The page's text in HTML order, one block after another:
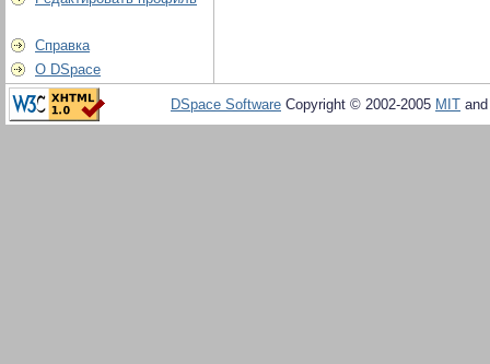
Справка
О DSpace
DSpace Software Copyright © 2002-2005 MIT